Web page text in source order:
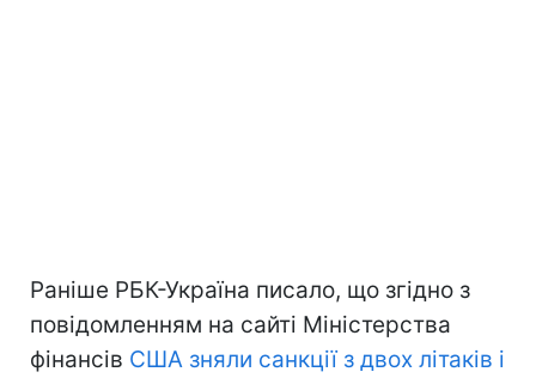
Раніше РБК-Україна писало, що згідно з
повідомленням на сайті Міністерства
фінансів США зняли санкції з двох літаків і